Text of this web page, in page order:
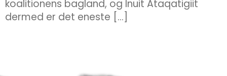
koalitionens bagland, og Inuit Ataqatigiit
dermed er det eneste […]